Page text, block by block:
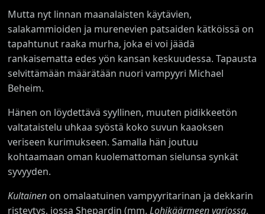
Mutta nyt linnan maanalaisten käytävien,
salakammioiden ja murenevien patsaiden kätköissä on
tapahtunut raaka murha, joka ei voi jäädä
rankaisematta edes yön kansan keskuudessa. Tapausta
selvittämään määrätään nuori vampyyri Michael
Beheim.
Hänen on löydettävä syyllinen, muuten pidikkeetön
valtataistelu uhkaa syöstä koko suvun kaaoksen
veriseen kurimukseen. Samalla hän joutuu
kohtaamaan oman kuolemattoman sielunsa synkät
syvyyden.
Kultainen on omalaatuinen vampyyritarinan ja dekkarin
risteytys, jossa Shepardin (mm.Lohikäärmeen varjossa,